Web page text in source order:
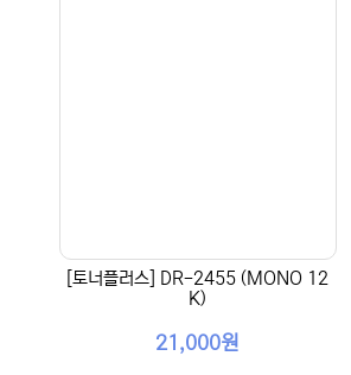
[토너플러스] DR-2455 (MONO 12
K)
21,000원